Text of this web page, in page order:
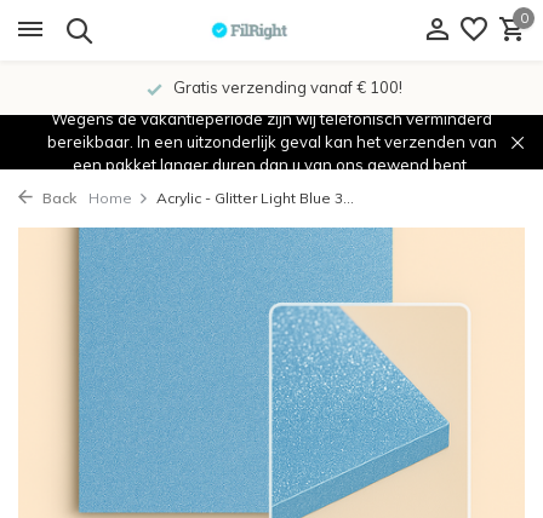
0
Gratis verzending vanaf € 100!
Wegens de vakantieperiode zijn wij telefonisch verminderd
bereikbaar. In een uitzonderlijk geval kan het verzenden van
een pakket langer duren dan u van ons gewend bent.
Back Home Acrylic - Glitter Light Blue 3...